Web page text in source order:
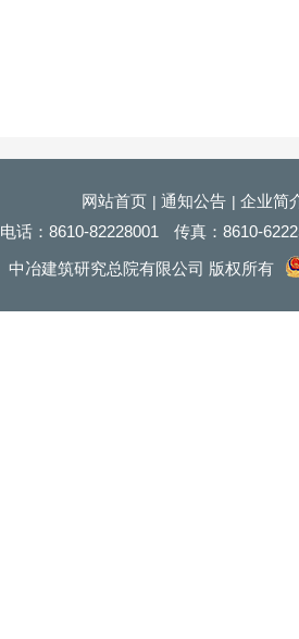
网站首页 |通知公告 |企业简
电话：8610-82228001 传真：8610-
中冶建筑研究总院有限公司 版权所有